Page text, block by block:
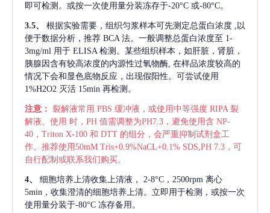
即可检测。或按一次使用量分装冻存于-20°C 或-80°C。
3.5、 根据实验需要，组织匀浆样本可先测定总蛋白浓度
,以
便于数据分析，推荐 BCA 法。一般调整总蛋白浓度至 1-
3mg/ml 用于 ELISA 检测。某些组织样本，如肝脏，肾脏，
胰腺因含有较高浓度的内源性过氧物酶, 在样品浓度较高的
情况下会和显色底物反应，出现假阳性。可尝试使用
1%H2O2 灭活 15min 再检测。
注意： 裂解液常用 PBS 缓冲液，或使用中等强度 RIPA 裂
解液。使用 时，PH 值需调整为PH7.3，避免使用含 NP-
40，Triton X-100 和 DTT 的组分，会严重抑制试剂盒工
作。推荐使用50mM Tris+0.9%NaCL+0.1% SDS,PH 7.3，可
自行配制或联系我们购买。
4、 细胞培养上清收集上清液，
2-8°C，2500rpm 离心
5min，收集澄清的细胞培养上清。立即用于检测，或按一次
使用量分装于-80°C 冻存备用。